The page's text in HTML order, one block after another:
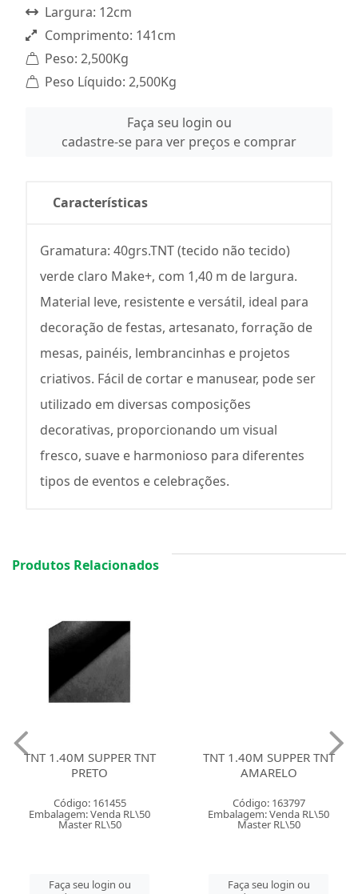
Largura: 12cm
Comprimento: 141cm
Peso: 2,500Kg
Peso Líquido: 2,500Kg
Faça seu login ou
cadastre-se para ver preços e comprar
Características
Gramatura: 40grs.TNT (tecido não tecido)
verde claro Make+, com 1,40 m de largura.
Material leve, resistente e versátil, ideal para
decoração de festas, artesanato, forração de
mesas, painéis, lembrancinhas e projetos
criativos. Fácil de cortar e manusear, pode ser
utilizado em diversas composições
decorativas, proporcionando um visual
fresco, suave e harmonioso para diferentes
tipos de eventos e celebrações.
Produtos Relacionados
TNT 1.40M SUPPER TNT
PRETO
Código: 161455
Embalagem: Venda RL\50
Master RL\50
Faça seu login ou
TNT 1.40M SUPPER TNT
AMARELO
Código: 163797
Embalagem: Venda RL\50
Master RL\50
Faça seu login ou